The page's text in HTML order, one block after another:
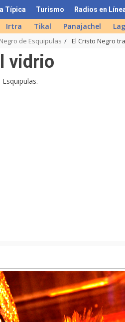
Típica Turismo Radios en
Irtra Tikal Panajachel
de Esquipulas El Cristo Negro
vidrio